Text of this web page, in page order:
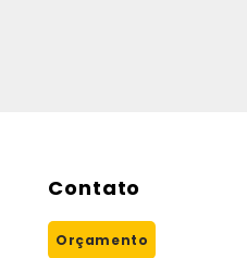
Contato
Orçamento